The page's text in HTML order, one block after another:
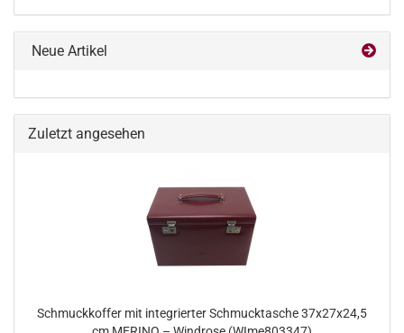
Neue Artikel
Zuletzt angesehen
Schmuckkoffer mit integrierter Schmucktasche 37x27x24,5